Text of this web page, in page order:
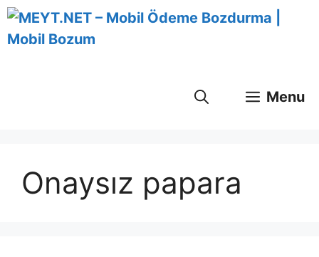
İçeriğe
atla
Menu
Onaysız papara